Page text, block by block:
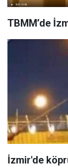
TBMM’de
İzmir'de